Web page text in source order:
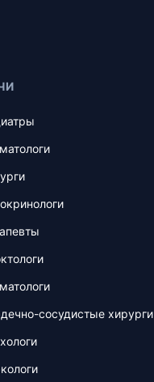
сосудистые хирурги